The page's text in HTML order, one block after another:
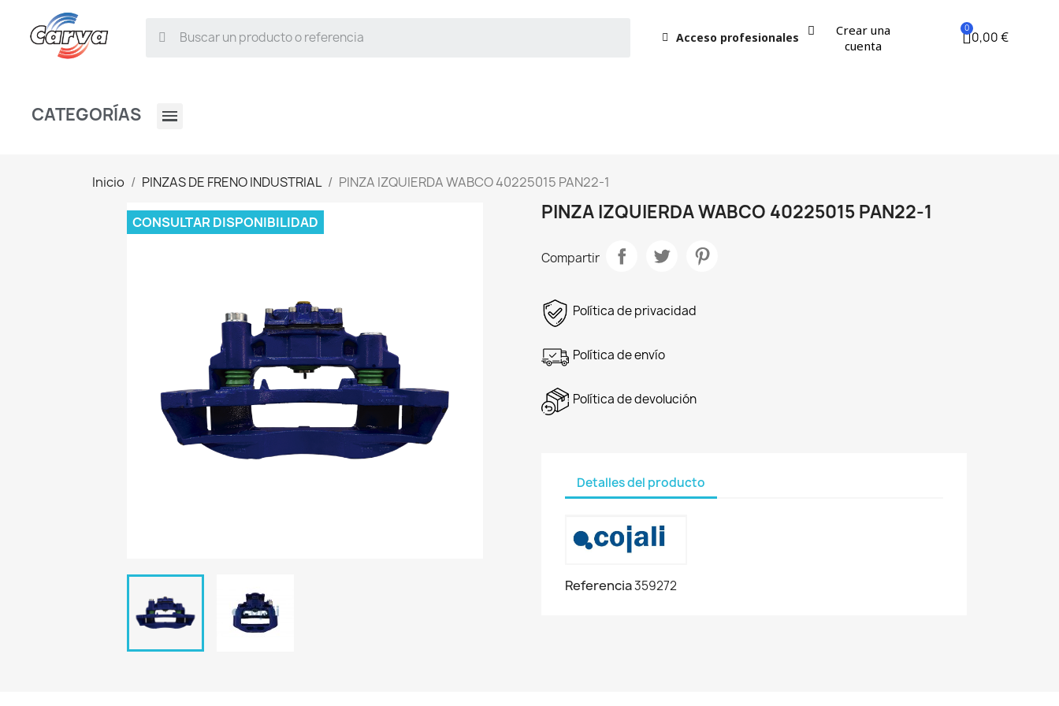
Acceso profesionales
Crear una
cuenta
0,00 €
CATEGORÍAS
Inicio PINZAS DE FRENO INDUSTRIAL PINZA IZQUIERDA WABCO 40225015 PAN22-1
CONSULTAR DISPONIBILIDAD PINZA IZQUIERDA WABCO 40225015 PAN22-1
Compartir
Política de privacidad
Política de envío
Política de devolución
Detalles del producto
Referencia359272